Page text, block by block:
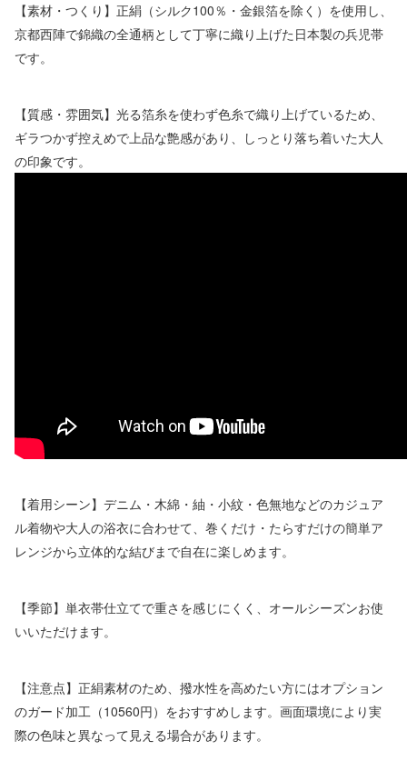
【素材・つくり】正絹（シルク100％・金銀箔を除く）を使用し、
京都西陣で錦織の全通柄として丁寧に織り上げた日本製の兵児帯
です。
【質感・雰囲気】光る箔糸を使わず色糸で織り上げているため、
ギラつかず控えめで上品な艶感があり、しっとり落ち着いた大人
の印象です。
【着用シーン】デニム・木綿・紬・小紋・色無地などのカジュア
ル着物や大人の浴衣に合わせて、巻くだけ・たらすだけの簡単ア
レンジから立体的な結びまで自在に楽しめます。
【季節】単衣帯仕立てで重さを感じにくく、オールシーズンお使
いいただけます。
【注意点】正絹素材のため、撥水性を高めたい方にはオプション
のガード加工（10560円）をおすすめします。画面環境により実
際の色味と異なって見える場合があります。